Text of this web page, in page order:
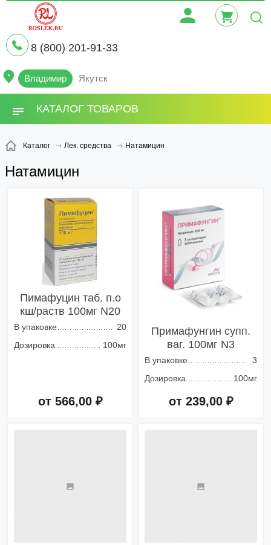
8 (800) 201-91-33
Владимир Якутск
КАТАЛОГ ТОВАРОВ
Каталог Лек. средства Натамицин
Натамицин
Пимафуцин таб. п.о
кш/раств 100мг N20
В упаковке
20
Дозировка
100мг
от 566,00 ₽
Примафунгин супп.
ваг. 100мг N3
В упаковке
3
Дозировка
100мг
от 239,00 ₽